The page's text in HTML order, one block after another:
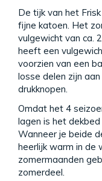
De tijk van het Frisk
fijne katoen. Het
vulgewicht van ca.
heeft een
voorzien van een
losse delen zijn
drukknopen.
Omdat het 4
lagen is het
Wanneer je beide
heerlijk warm in de
zomermaanden
zomerdeel.